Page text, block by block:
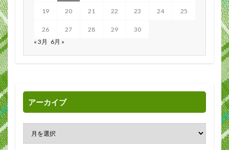
19 20 21 22 23 24 25
26 27 28 29
30
« 3月 6月 »
アーカイブ